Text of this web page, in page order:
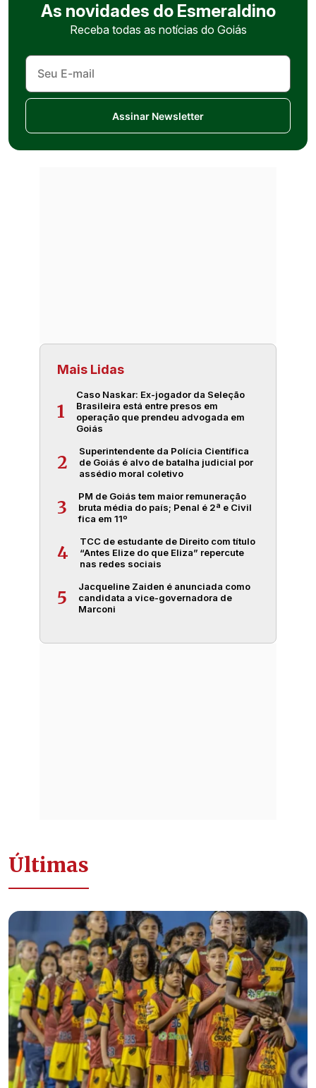
As novidades do Esmeraldino
Receba todas as notícias do Goiás
Assinar Newsletter
Mais Lidas
1
Caso Naskar: Ex-jogador da Seleção
Brasileira está entre presos em
operação que prendeu advogada em
Goiás
2
Superintendente da Polícia Científica
de Goiás é alvo de batalha judicial por
assédio moral coletivo
3
PM de Goiás tem maior remuneração
bruta média do país; Penal é 2ª e Civil
fica em 11º
4
TCC de estudante de Direito com título
“Antes Elize do que Eliza” repercute
nas redes sociais
5
Jacqueline Zaiden é anunciada como
candidata a vice-governadora de
Marconi
Últimas